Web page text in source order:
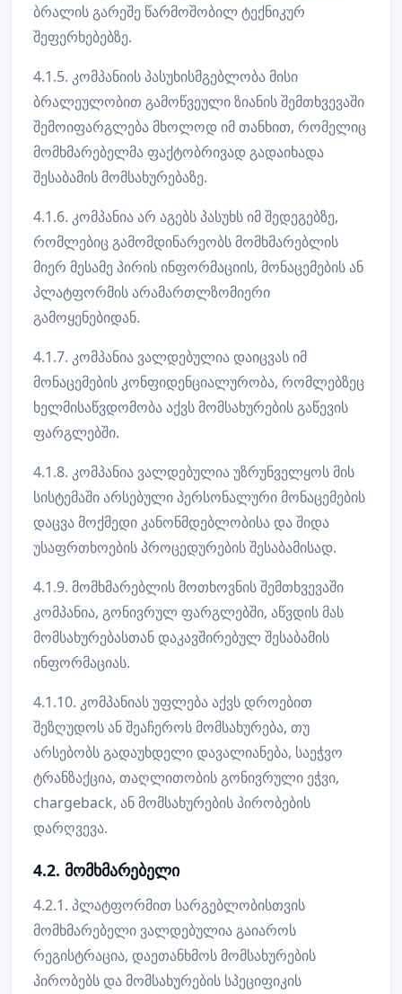
ბრალის გარეშე წარმოშობილ ტექნიკურ
შეფერხებებზე.
4.1.5. კომპანიის პასუხისმგებლობა მისი
ბრალეულობით გამოწვეული ზიანის შემთხვევაში
შემოიფარგლება მხოლოდ იმ თანხით, რომელიც
მომხმარებელმა ფაქტობრივად გადაიხადა
შესაბამის მომსახურებაზე.
4.1.6. კომპანია არ აგებს პასუხს იმ შედეგებზე,
რომლებიც გამომდინარეობს მომხმარებლის
მიერ მესამე პირის ინფორმაციის, მონაცემების ან
პლატფორმის არამართლზომიერი
გამოყენებიდან.
4.1.7. კომპანია ვალდებულია დაიცვას იმ
მონაცემების კონფიდენციალურობა, რომლებზეც
ხელმისაწვდომობა აქვს მომსახურების გაწევის
ფარგლებში.
4.1.8. კომპანია ვალდებულია უზრუნველყოს მის
სისტემაში არსებული პერსონალური მონაცემების
დაცვა მოქმედი კანონმდებლობისა და შიდა
უსაფრთხოების პროცედურების შესაბამისად.
4.1.9. მომხმარებლის მოთხოვნის შემთხვევაში
კომპანია, გონივრულ ფარგლებში, აწვდის მას
მომსახურებასთან დაკავშირებულ შესაბამის
ინფორმაციას.
4.1.10. კომპანიას უფლება აქვს დროებით
შეზღუდოს ან შეაჩეროს მომსახურება, თუ
არსებობს გადაუხდელი დავალიანება, საეჭვო
ტრანზაქცია, თაღლითობის გონივრული ეჭვი,
chargeback, ან მომსახურების პირობების
დარღვევა.
4.2. მომხმარებელი
4.2.1. პლატფორმით სარგებლობისთვის
მომხმარებელი ვალდებულია გაიაროს
რეგისტრაცია, დაეთანხმოს მომსახურების
პირობებს და მომსახურების სპეციფიკის